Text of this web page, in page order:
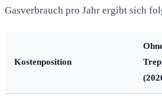
Gasverbrauch pro Jahr ergibt sich
Kostenposition